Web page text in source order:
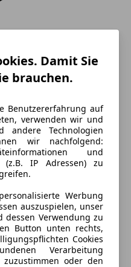
Damit Sie
brauchen.
Benutzererfahrung auf
verwenden wir und
andere Technologien
wir nachfolgend:
und
(z.B. IP Adressen) zu
Werbung
auszuspielen, unser
Verwendung zu
Button unten rechts,
Cookies
Verarbeitung
zuzustimmen oder den